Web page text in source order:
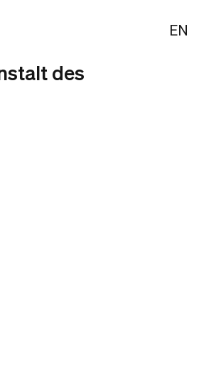
EN
des